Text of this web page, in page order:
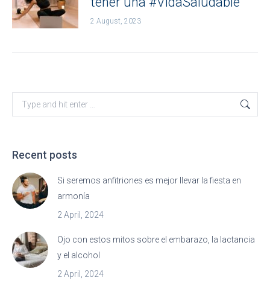
2 August, 2023
Search:
Recent posts
Si seremos anfitriones es mejor llevar la fiesta en
armonía
2 April, 2024
Ojo con estos mitos sobre el embarazo, la lactancia
y el alcohol
2 April, 2024